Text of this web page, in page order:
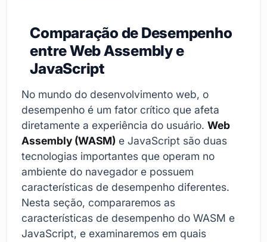
Comparação de Desempenho
entre Web Assembly e
JavaScript
No mundo do desenvolvimento web, o
desempenho é um fator crítico que afeta
diretamente a experiência do usuário. Web
Assembly (WASM) e JavaScript são duas
tecnologias importantes que operam no
ambiente do navegador e possuem
características de desempenho diferentes.
Nesta seção, compararemos as
características de desempenho do WASM e
JavaScript, e examinaremos em quais